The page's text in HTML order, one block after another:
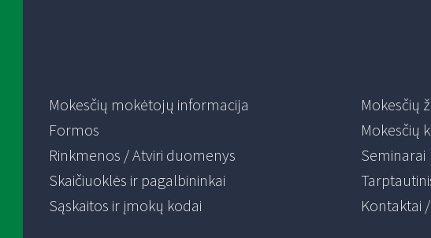
Mokesčių mokėtojų informacija
Formos
Rinkmenos / Atviri duomenys
Skaičiuoklės ir pagalbininkai
Sąskaitos ir įmokų kodai
Mokesčių
Mokesčių
Seminarai
Kontaktai